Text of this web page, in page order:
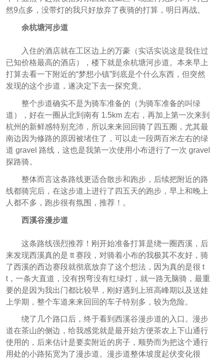
然9点多，没带灯的我只好放弃了夜骑的打算，明日再战。
余杭塘河步道
入住的酒店就在工区边上的万豪（实话实说这是我住过
已知价格最高的酒店），楼下就是余杭塘河步道。本来早上
打算去看一下附近的“梦想小镇”到底是个什么东西，但突然
发现的这个步道，遂决定下去一探究竟。
整个步道确实不是为骑车准备的（为骑车准备的叫绿
道），好在一圈从北到南有 1.5km 左右，再加上第一次来到
杭州的新鲜感特别充沛，所以来来回回骑了四五圈，尤其最
南边因为修路的原因被堵住了，可以走一段两百米左右的绿
道 gravel 路线，这也是我第一次使用小布进行了一次 gravel
探路骑。
整体而言这条路线更适合散步和跑步，后续把附近的路
线都骑完后，在这步道上进行了四五天的跑步，早上和晚上
人都不多，跑步很有氛围，推荐！。
西溪谷漫步道
这条路线强烈推荐！刚开始准备打算是绕一圈西溪，后
来发现西溪真的是 tt 赛段，对骑着小布的我极其不友好，骑
了西溪的西边赛段就彻底放弃了这个想法，因为真的是很 t
t，一条大直道，没有拐弯没有红绿灯，就一路无脑骑，最重
要的是因为我出门都比较早，刚好遇到上班高峰期以及送娃
上学期，整个车道来来回回的车子特别多，较为危险。
绕了几个路口后，终于看到西溪谷漫步道的入口。漫步
道在茶山的侧边，给我感觉就是最开始方便茶农上下山通行
使用的，后来估计是要卖附近的房子，顺势而为把这个通行
用处的小路拓宽为了漫步道。漫步道整体坡度起伏变化很